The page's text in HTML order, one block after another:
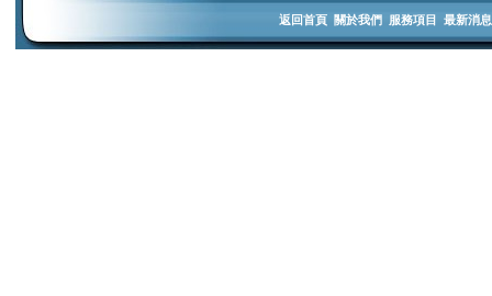
返回首頁 關於我們 服務項目 最新消息